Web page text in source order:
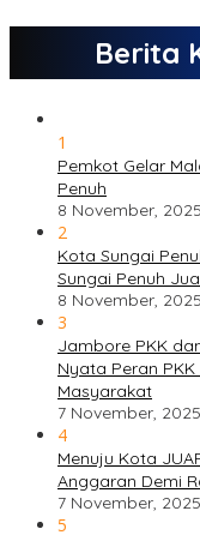
Berita
1
Pemkot Gelar
Penuh
8 November, 2025
2
Kota Sungai
Sungai Penuh
8 November, 2025
3
Jambore PKK
Nyata Peran
Masyarakat
7 November, 2025
4
Menuju Kota
Anggaran Demi
7 November, 2025
5